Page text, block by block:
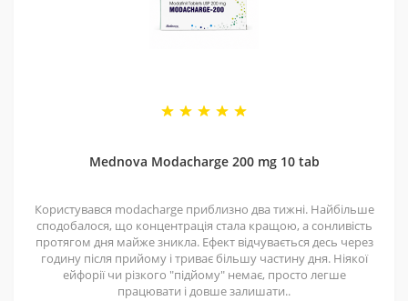
Маємо хороші ціни завдяки прямим контактам із
постачальниками. Часто бувають знижки — слідкуйте
допомогли багатьом клієнтам. Нам приємно, що нас
Mednova Modacharge 200 mg 10 tab
Користувався modacharge приблизно два тижні. Найбільше
сподобалося, що концентрація стала кращою, а сонливість
протягом дня майже зникла. Ефект відчувається десь через
годину після прийому і триває більшу частину дня. Ніякої
ейфорії чи різкого "підйому" немає, просто легше
працювати і довше залишати..